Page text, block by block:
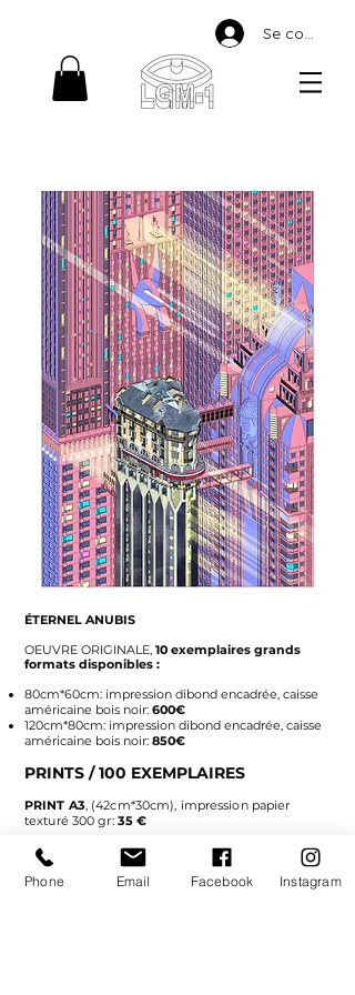
Se connecter
ÉTERNEL ANUBIS
OEUVRE ORIGINALE, 10 exemplaires grands
formats disponibles :
80cm*60cm: impression dibond encadrée, caisse
américaine bois noir: 600€
120cm*80cm: impression dibond encadrée, caisse
américaine bois noir: 850€
PRINTS / 100 EXEMPLAIRES
PRINT A3, (42cm*30cm), impression papier
texturé 300 gr: 35 €
PRINT A4
, (29,7cm*21
cm), impression papier
texturé 300 gr:
25 €
Phone Email Facebook Instagram